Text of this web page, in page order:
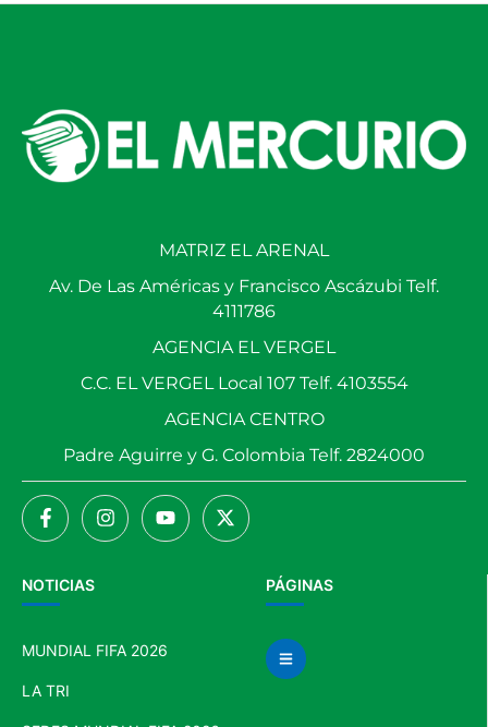
PÁGINAS
NOTICIAS
MUNDIAL FIFA 2026
LA TRI
MATRIZ EL ARENAL
Av. De Las Américas y Francisco Ascázubi Telf.
4111786
AGENCIA EL VERGEL
C.C. EL VERGEL Local 107 Telf. 4103554
AGENCIA CENTRO
Padre Aguirre y G. Colombia Telf. 2824000